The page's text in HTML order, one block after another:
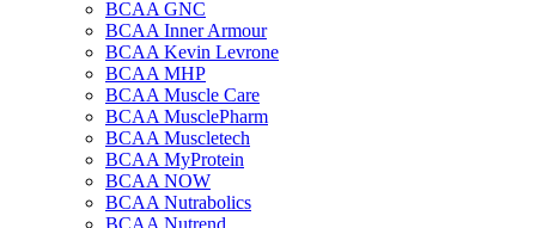
BCAA GNC
BCAA Inner Armour
BCAA Kevin Levrone
BCAA MHP
BCAA Muscle Care
BCAA MusclePharm
BCAA Muscletech
BCAA MyProtein
BCAA NOW
BCAA Nutrabolics
BCAA Nutrend